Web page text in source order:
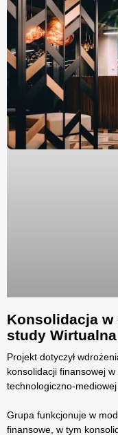
Konsolidacja w
study
Projekt dotyczył
konsolidacji finansowej
technologiczno-
Grupa funkcjonuje w
finansowe, w tym